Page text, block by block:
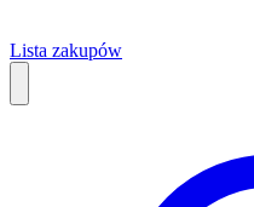
Lista zakupów